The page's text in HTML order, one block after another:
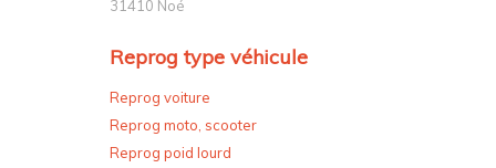
31410 Noé
Reprog type véhicule
Reprog voiture
Reprog moto, scooter
Reprog poid lourd